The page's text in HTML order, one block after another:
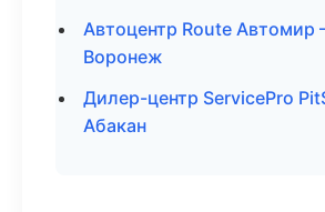
Автоцентр Route Автомир
Воронеж
Дилер-центр ServicePro
Абакан